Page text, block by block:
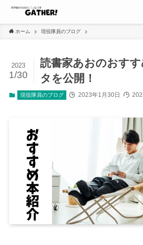
ホーム 現役隊員のブログ
読書家あおのおす
タを公開！
2023
1/30
現役隊員のブログ 2023年1月30日